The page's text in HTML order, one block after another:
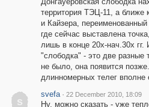
территория ТЭЦ-11, а ближе
и Кайзера,
где сейчас выставлена
лишь в конце 20х-нач.30х
"слободка" - это две разные
не было, она появится
длинномерных телег вполне
s
svefa · 22 December 2010, 18:09
Ну, можно сказать - уже